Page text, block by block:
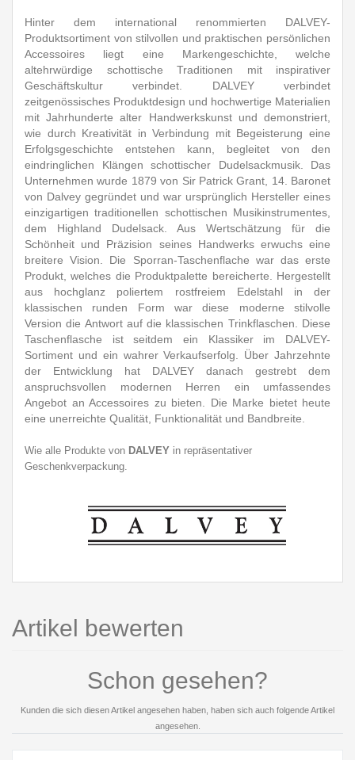
Hinter dem international renommierten DALVEY-
Produktsortiment von stilvollen und praktischen persönlichen
Accessoires liegt eine Markengeschichte, welche
altehrwürdige schottische Traditionen mit inspirativer
Geschäftskultur verbindet. DALVEY verbindet
zeitgenössisches Produktdesign und hochwertige Materialien
mit Jahrhunderte alter Handwerkskunst und demonstriert,
wie durch Kreativität in Verbindung mit Begeisterung eine
Erfolgsgeschichte entstehen kann, begleitet von den
eindringlichen Klängen schottischer Dudelsackmusik. Das
Unternehmen wurde 1879 von Sir Patrick Grant, 14. Baronet
von Dalvey gegründet und war ursprünglich Hersteller eines
einzigartigen traditionellen schottischen Musikinstrumentes,
dem Highland Dudelsack. Aus Wertschätzung für die
Schönheit und Präzision seines Handwerks erwuchs eine
breitere Vision. Die Sporran-Taschenflache war das erste
Produkt, welches die Produktpalette bereicherte. Hergestellt
aus hochglanz poliertem rostfreiem Edelstahl in der
klassischen runden Form war diese moderne stilvolle
Version die Antwort auf die klassischen Trinkflaschen. Diese
Taschenflasche ist seitdem ein Klassiker im DALVEY-
Sortiment und ein wahrer Verkaufserfolg. Über Jahrzehnte
der Entwicklung hat DALVEY danach gestrebt dem
anspruchsvollen modernen Herren ein umfassendes
Angebot an Accessoires zu bieten. Die Marke bietet heute
eine unerreichte Qualität, Funktionalität und Bandbreite.
Wie alle Produkte von DALVEY in repräsentativer
Geschenkverpackung.
Artikel bewerten
Schon gesehen?
Kunden die sich diesen Artikel angesehen haben, haben sich auch folgende Artikel
angesehen.